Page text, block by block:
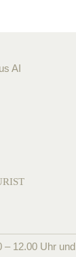
AI
– 12.00 Uhr und